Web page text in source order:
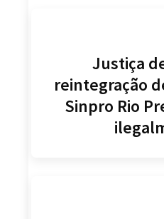
Justiça
reintegração
Sinpro Rio